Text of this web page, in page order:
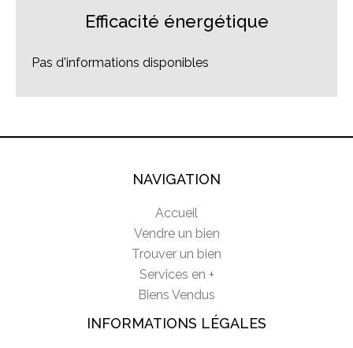
Efficacité énergétique
Pas d'informations disponibles
NAVIGATION
Accueil
Vendre un bien
Trouver un bien
Services en +
Biens Vendus
INFORMATIONS LÉGALES